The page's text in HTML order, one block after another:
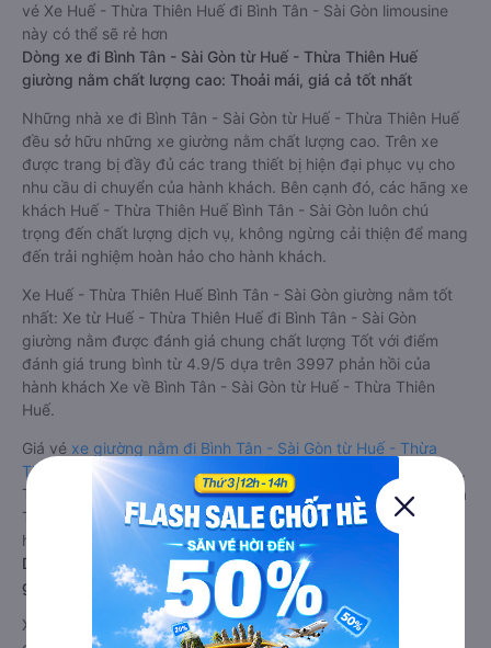
vé Xe Huế - Thừa Thiên Huế đi Bình Tân - Sài Gòn limousine
này có thể sẽ rẻ hơn
Dòng xe đi Bình Tân - Sài Gòn từ Huế - Thừa Thiên Huế
giường nằm chất lượng cao: Thoải mái, giá cả tốt nhất
Những nhà xe đi Bình Tân - Sài Gòn từ Huế - Thừa Thiên Huế
đều sở hữu những xe giường nằm chất lượng cao. Trên xe
được trang bị đầy đủ các trang thiết bị hiện đại phục vụ cho
nhu cầu di chuyển của hành khách. Bên cạnh đó, các hãng xe
khách Huế - Thừa Thiên Huế Bình Tân - Sài Gòn luôn chú
trọng đến chất lượng dịch vụ, không ngừng cải thiện để mang
đến trải nghiệm hoàn hảo cho hành khách.
Xe Huế - Thừa Thiên Huế Bình Tân - Sài Gòn giường nằm tốt
nhất: Xe từ Huế - Thừa Thiên Huế đi Bình Tân - Sài Gòn
giường nằm được đánh giá chung chất lượng Tốt với điểm
đánh giá trung bình từ 4.9/5 dựa trên 3997 phản hồi của
hành khách Xe về Bình Tân - Sài Gòn từ Huế - Thừa Thiên
Huế.
Giá vé xe giường nằm đi Bình Tân - Sài Gòn từ Huế - Thừa
Thiên Huế
rẻ nhất là 545000VND của hãng xe Phương Trang.
Tùy thuộc vào chương trình khuyến mãi, giá vé Xe Huế - Thừa
Thiên Huế đi Bình Tân - Sài Gòn giường nằm này có thể sẽ rẻ
hơn.
Dòng xe đi Bình Tân - Sài Gòn từ Huế - Thừa Thiên Huế
giường nằm đôi: Riêng tư, đầy đủ tiện nghi
Xe khách đi Bình Tân - Sài Gòn từ Huế - Thừa Thiên Huế